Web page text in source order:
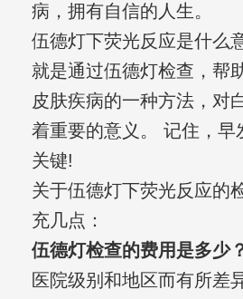
病，拥有自信的人生。
伍德灯下荧光反应是什么
就是通过伍德灯检查，帮
皮肤疾病的一种方法，对
着重要的意义。 记住，早
关键!
关于伍德灯下荧光反应的
充几点：
伍德灯检查的费用是多少
医院级别和地区而有所差